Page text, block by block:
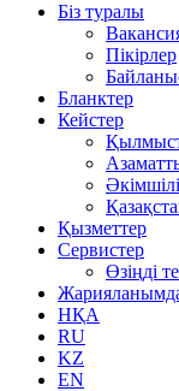
Біз туралы
Пікірлер
Бланктер
Кейстер
Қызметтер
Сервистер
Өзіңді
НҚА
RU
KZ
EN